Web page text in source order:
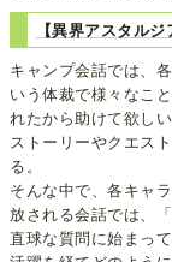
【異界アスタルジ
キャンプ会話では、
いう体裁で様々なこ
れたから助けて欲し
ストーリーやクエス
る。
そんな中で、各キャ
放される会話では、
直球な質問に始まっ